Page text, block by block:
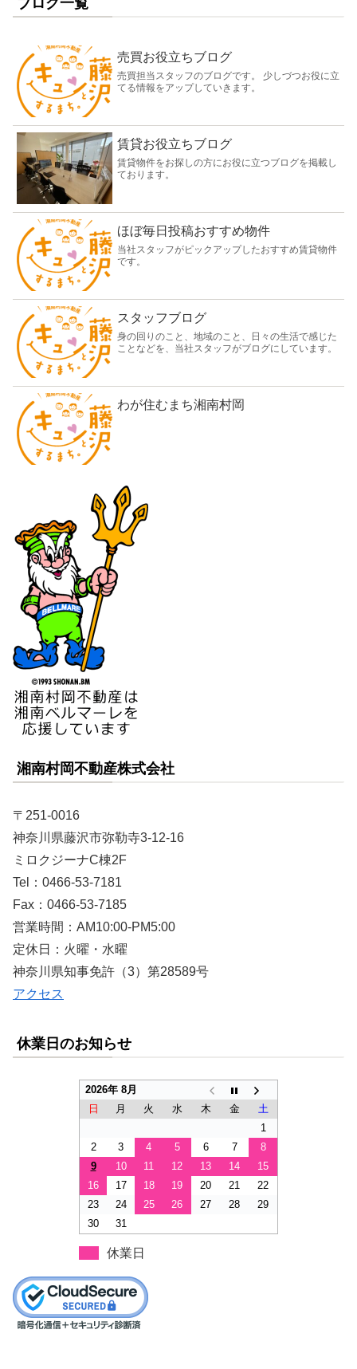
ブログ一覧
売買お役立ちブログ
売買担当スタッフのブログです。 少しづつお役に立
てる情報をアップしていきます。
賃貸お役立ちブログ
賃貸物件をお探しの方にお役に立つブログを掲載し
ております。
ほぼ毎日投稿おすすめ物件
当社スタッフがピックアップしたおすすめ賃貸物件
です。
スタッフブログ
身の回りのこと、地域のこと、日々の生活で感じた
ことなどを、当社スタッフがブログにしています。
わが住むまち湘南村岡
湘南村岡不動産株式会社
〒251-0016
神奈川県藤沢市弥勒寺3-12-16
ミロクジーナC棟2F
Tel：0466-53-7181
Fax：0466-53-7185
営業時間：AM10:00-PM5:00
定休日：火曜・水曜
神奈川県知事免許（3）第28589号
アクセス
休業日のお知らせ
2026年 8月
日
月 火 水 木 金
土
1
2
3 4 5 6 7
8
9
10 11 12 13 14
15
16
17 18 19 20 21
22
23
24 25 26 27 28
29
30
31
休業日